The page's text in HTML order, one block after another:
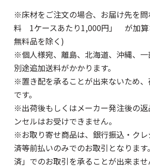
※床材をご注文の場合、お届け先を
料 1ケースあたり1,000円」 が加算
無料品を除く)
※個人様宛、離島、北海道、沖縄、
別途追加送料がかかります。
※置き配を承ることが出来ないため
です。
※出荷後もしくはメーカー発注後の返
ンセルはお受けできません。
※お取り寄せ商品は、銀行振込・ク
済等前払いのみでのお取引となりま
済」でのお取引を承ることが出来ませ